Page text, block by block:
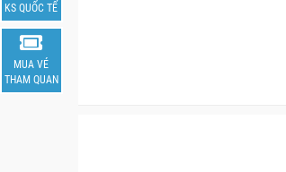
KS QUỐC TẾ
MUA VÉ
THAM QUAN